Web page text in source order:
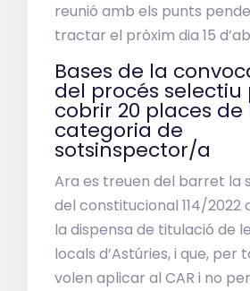
reunió amb els punts
tractar el pròxim dia 15
Bases de la
del procés selectiu
cobrir 20 places de
categoria de
sotsinspector/a
Ara es treuen del barret la
del constitucional 114/2022
la dispensa de titulació de
locals d’Astúries, i que, per
volen aplicar al CAR i no